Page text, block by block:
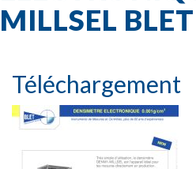
MILLSEL BLET
Téléchargement